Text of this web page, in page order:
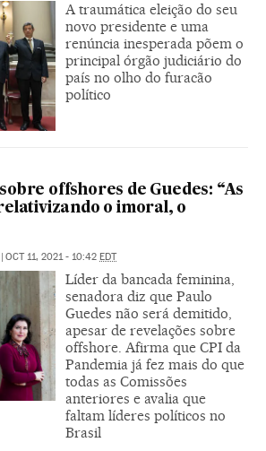
A traumática eleição do seu
novo presidente e uma
renúncia inesperada põem o
principal órgão judiciário do
país no olho do furacão
político
offshores de Guedes: “As
o imoral, o
| OCT 11, 2021 - 10:42 EDT
Líder da bancada feminina,
senadora diz que Paulo
Guedes não será demitido,
apesar de revelações sobre
offshore. Afirma que CPI da
Pandemia já fez mais do que
todas as Comissões
anteriores e avalia que
faltam líderes políticos no
Brasil